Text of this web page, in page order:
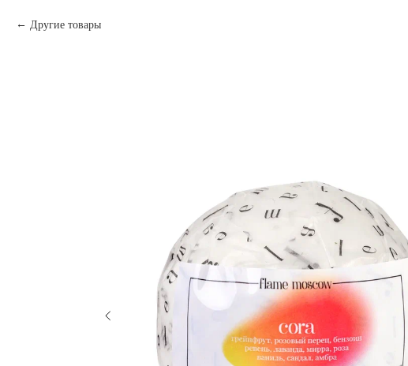
Другие товары